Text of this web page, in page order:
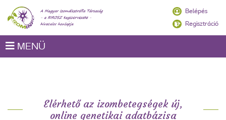
Belépés
Regisztráció
MENÜ
Elérhető az izombetegségek új,
online genetikai adatbázisa